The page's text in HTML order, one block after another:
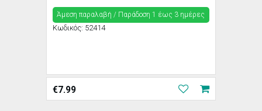
Άμεση παραλαβή / Παράδoση 1 έως 3 ημέρες
Κωδικός: 52414
€7.99